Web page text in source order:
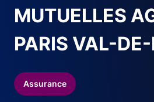
MUTUELLES
PARIS VAL-
Assurance